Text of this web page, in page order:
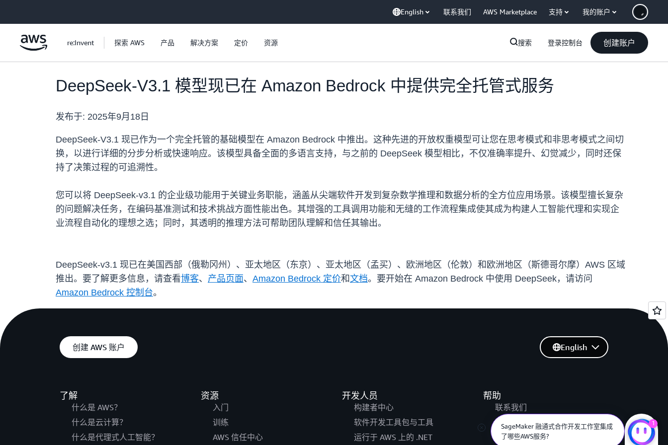
English 联系我们 AWS Marketplace 支持 我的账户
re:Invent 探索 AWS 产品 解决方案 定价 资源 搜索 登录控制台 创建账户
DeepSeek-V3.1 模型现已在 Amazon Bedrock 中提供完全托管式服务
发布于: 2025年9月18日
DeepSeek-V3.1 现已作为一个完全托管的基础模型在 Amazon Bedrock 中推出。这种先进的开放权重模型可让您在思考模式和非思考模式之间切
换，以进行详细的分步分析或快速响应。该模型具备全面的多语言支持，与之前的 DeepSeek 模型相比，不仅准确率提升、幻觉减少，同时还保
持了决策过程的可追溯性。
您可以将 DeepSeek-v3.1 的企业级功能用于关键业务职能，涵盖从尖端软件开发到复杂数学推理和数据分析的全方位应用场景。该模型擅长复杂
的问题解决任务，在编码基准测试和技术挑战方面性能出色。其增强的工具调用功能和无缝的工作流程集成使其成为构建人工智能代理和实现企
业流程自动化的理想之选；同时，其透明的推理方法可帮助团队理解和信任其输出。
DeepSeek-v3.1 现已在美国西部（俄勒冈州）、亚太地区（东京）、亚太地区（孟买）、欧洲地区（伦敦）和欧洲地区（斯德哥尔摩）AWS 区域
推出。要了解更多信息，请查看博客、 产品页面、 Amazon Bedrock 定价和文档。要开始在 Amazon Bedrock 中使用 DeepSeek，请访问
Amazon Bedrock 控制台。
创建 AWS 账户
了解
什么是 AWS？
什么是云计算？
什么是代理式人工智能？
资源
入门
训练
AWS 信任中心
开发人员
构建者中心
软件开发工具包与工具
运行于 AWS 上的 .NET
帮助
联系我们
提交支持工单
AWS re:Post
English
SageMaker 融通式合作开发工作室集成
了哪些AWS服务?
1